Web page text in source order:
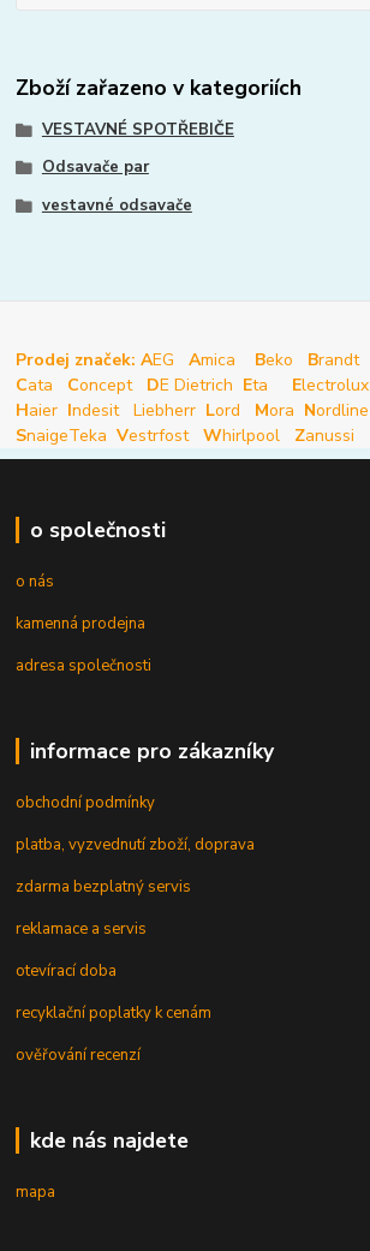
Zboží zařazeno v kategoriích
VESTAVNÉ SPOTŘEBIČE
Odsavače par
vestavné odsavače
Prodej značek: AEG Amica Beko Brandt
Cata Concept DE Dietrich Eta Electrolux
Haier Indesit Liebherr Lord Mora Nordline
SnaigeTeka Vestrfost Whirlpool Zanussi
o společnosti
o nás
kamenná prodejna
adresa společnosti
informace pro zákazníky
obchodní podmínky
platba, vyzvednutí zboží, doprava
zdarma bezplatný servis
reklamace a servis
otevírací doba
recyklační poplatky k cenám
ověřování recenzí
kde nás najdete
mapa